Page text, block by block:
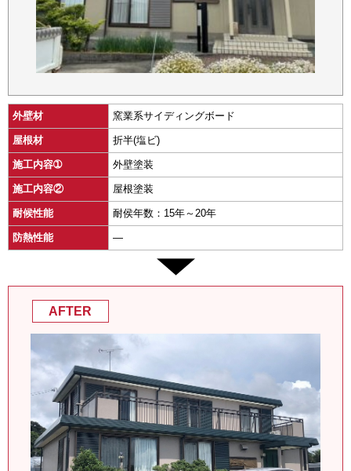
外壁材 窯業系サイディングボード
屋根材 折半(塩ビ)
施工内容➀ 外壁塗装
施工内容② 屋根塗装
耐候性能 耐侯年数：15年～20年
防熱性能 ―
AFTER